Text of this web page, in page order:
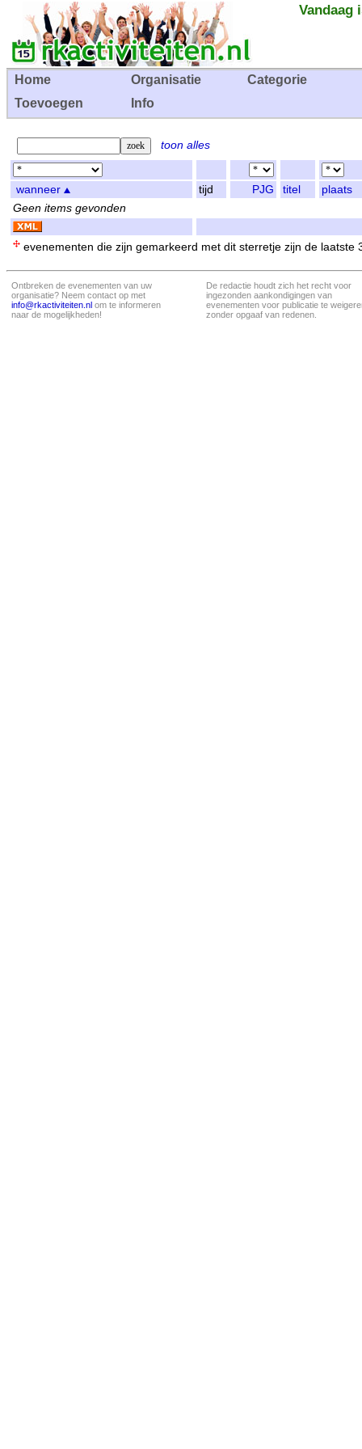
Vandaag
Home Organisatie
Categorie
Toevoegen
Info
toon alles
wanneer tijd PJG titel
plaats
Geen items gevonden
evenementen die zijn gemarkeerd met dit sterretje zijn de laatste
Ontbreken de evenementen van uw
organisatie? Neem contact op met
info@rkactiviteiten.nl om te informeren
naar de mogelijkheden!
De redactie houdt zich het recht voor
ingezonden aankondigingen van
evenementen voor publicatie te
zonder opgaaf van redenen.